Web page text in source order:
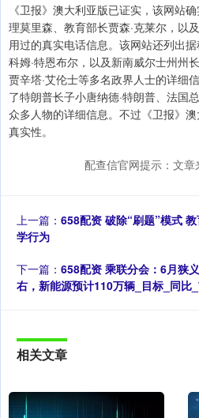
《卫报》澳大利亚版已证实，该网站
理莫里森、教育部长贾森·克莱尔，以
用过的真实电话信息。该网站还列出
科姆·特恩布尔，以及新南威尔士州州
贾辛塔·艾伦士等多名政界人士的详细
了特朗普长子小唐纳德·特朗普、法国
众多人物的详细信息。不过《卫报》
真实性。
配查信官网提示：文章
上一篇： 658配资 破除“刷题”模式
学行为
下一篇： 658配资 乘联分会：6月狭
右，新能源预计110万辆_目标_同比
相关文章